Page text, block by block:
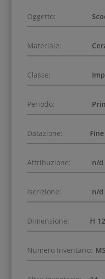
Oggetto:
Materiale:
Classe:
Periodo:
Datazione:
Attribuzione: n/d
Iscrizione: n/d
Dimensione: H
Numero Inventario: